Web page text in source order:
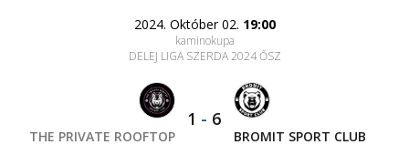
2024. Október 02. 19:00
kaminokupa
DELEJ LIGA SZERDA 2024 ŐSZ
THE PRIVATE ROOFTOP
1 - 6
BROMIT SPORT CLUB